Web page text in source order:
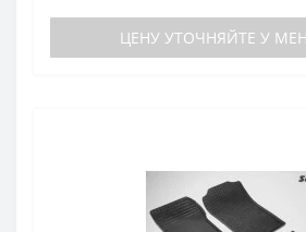
ЦЕНУ УТОЧНЯЙТЕ У